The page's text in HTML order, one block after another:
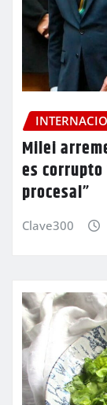
Milei
es
procesal”
Clave300